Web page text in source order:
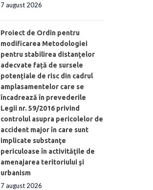
7 august 2026
Proiect de Ordin pentru
modificarea Metodologiei
pentru stabilirea distanţelor
adecvate față de sursele
potențiale de risc din cadrul
amplasamentelor care se
încadrează în prevederile
Legii nr. 59/2016 privind
controlul asupra pericolelor de
accident major în care sunt
implicate substanţe
periculoase în activităţile de
amenajarea teritoriului şi
urbanism
7 august 2026